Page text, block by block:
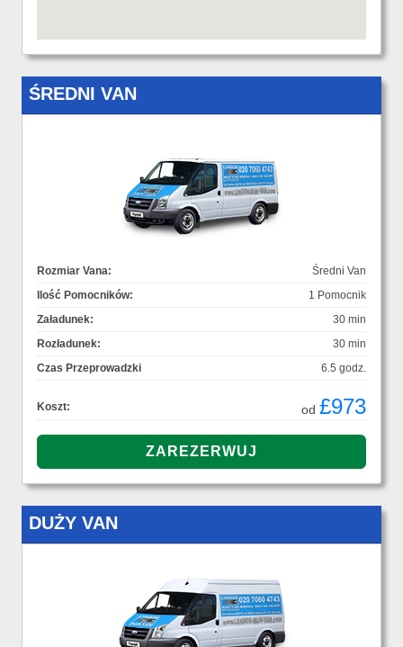
ŚREDNI VAN
Rozmiar Vana:
Średni Van
Ilość Pomocników:
1 Pomocnik
Załadunek:
30 min
Rozładunek:
30 min
Czas Przeprowadzki
6.5 godz.
Koszt: od £973
DUŻY VAN